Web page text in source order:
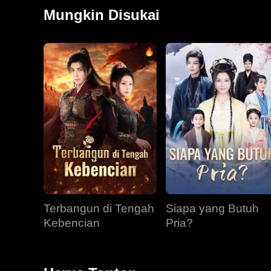
Sementara itu, Ryan, yang dihantui ingatan
Mungkin Disukai
Terbangun di Tengah
Kebencian
Siapa yang Butuh
Pria?